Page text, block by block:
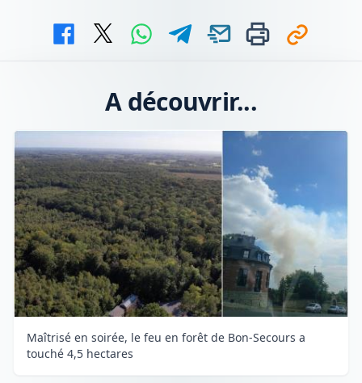
A découvrir...
Maîtrisé en soirée, le feu en forêt de Bon-Secours a
touché 4,5 hectares